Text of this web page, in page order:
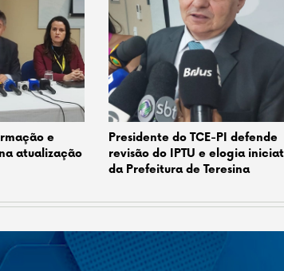
e
atualização
Presidente do TCE-PI defende
revisão do IPTU e elogia
da Prefeitura de Teresina